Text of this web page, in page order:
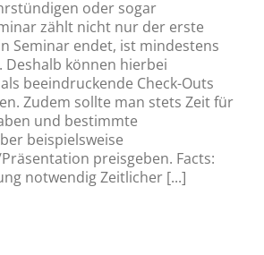
oder sogar
zählt nicht nur der erste
Seminar endet, ist mindestens
Deshalb können hierbei
beeindruckende Check-Outs
Zudem sollte man stets Zeit für
und bestimmte
beispielsweise
preisgeben. Facts:
notwendig Zeitlicher [...]